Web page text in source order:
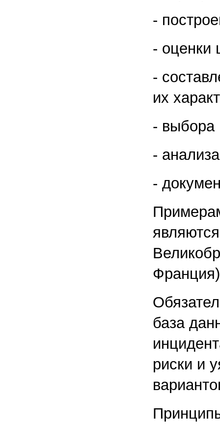
-
- оценки
-
их
- выбора
-
-
база
риски и